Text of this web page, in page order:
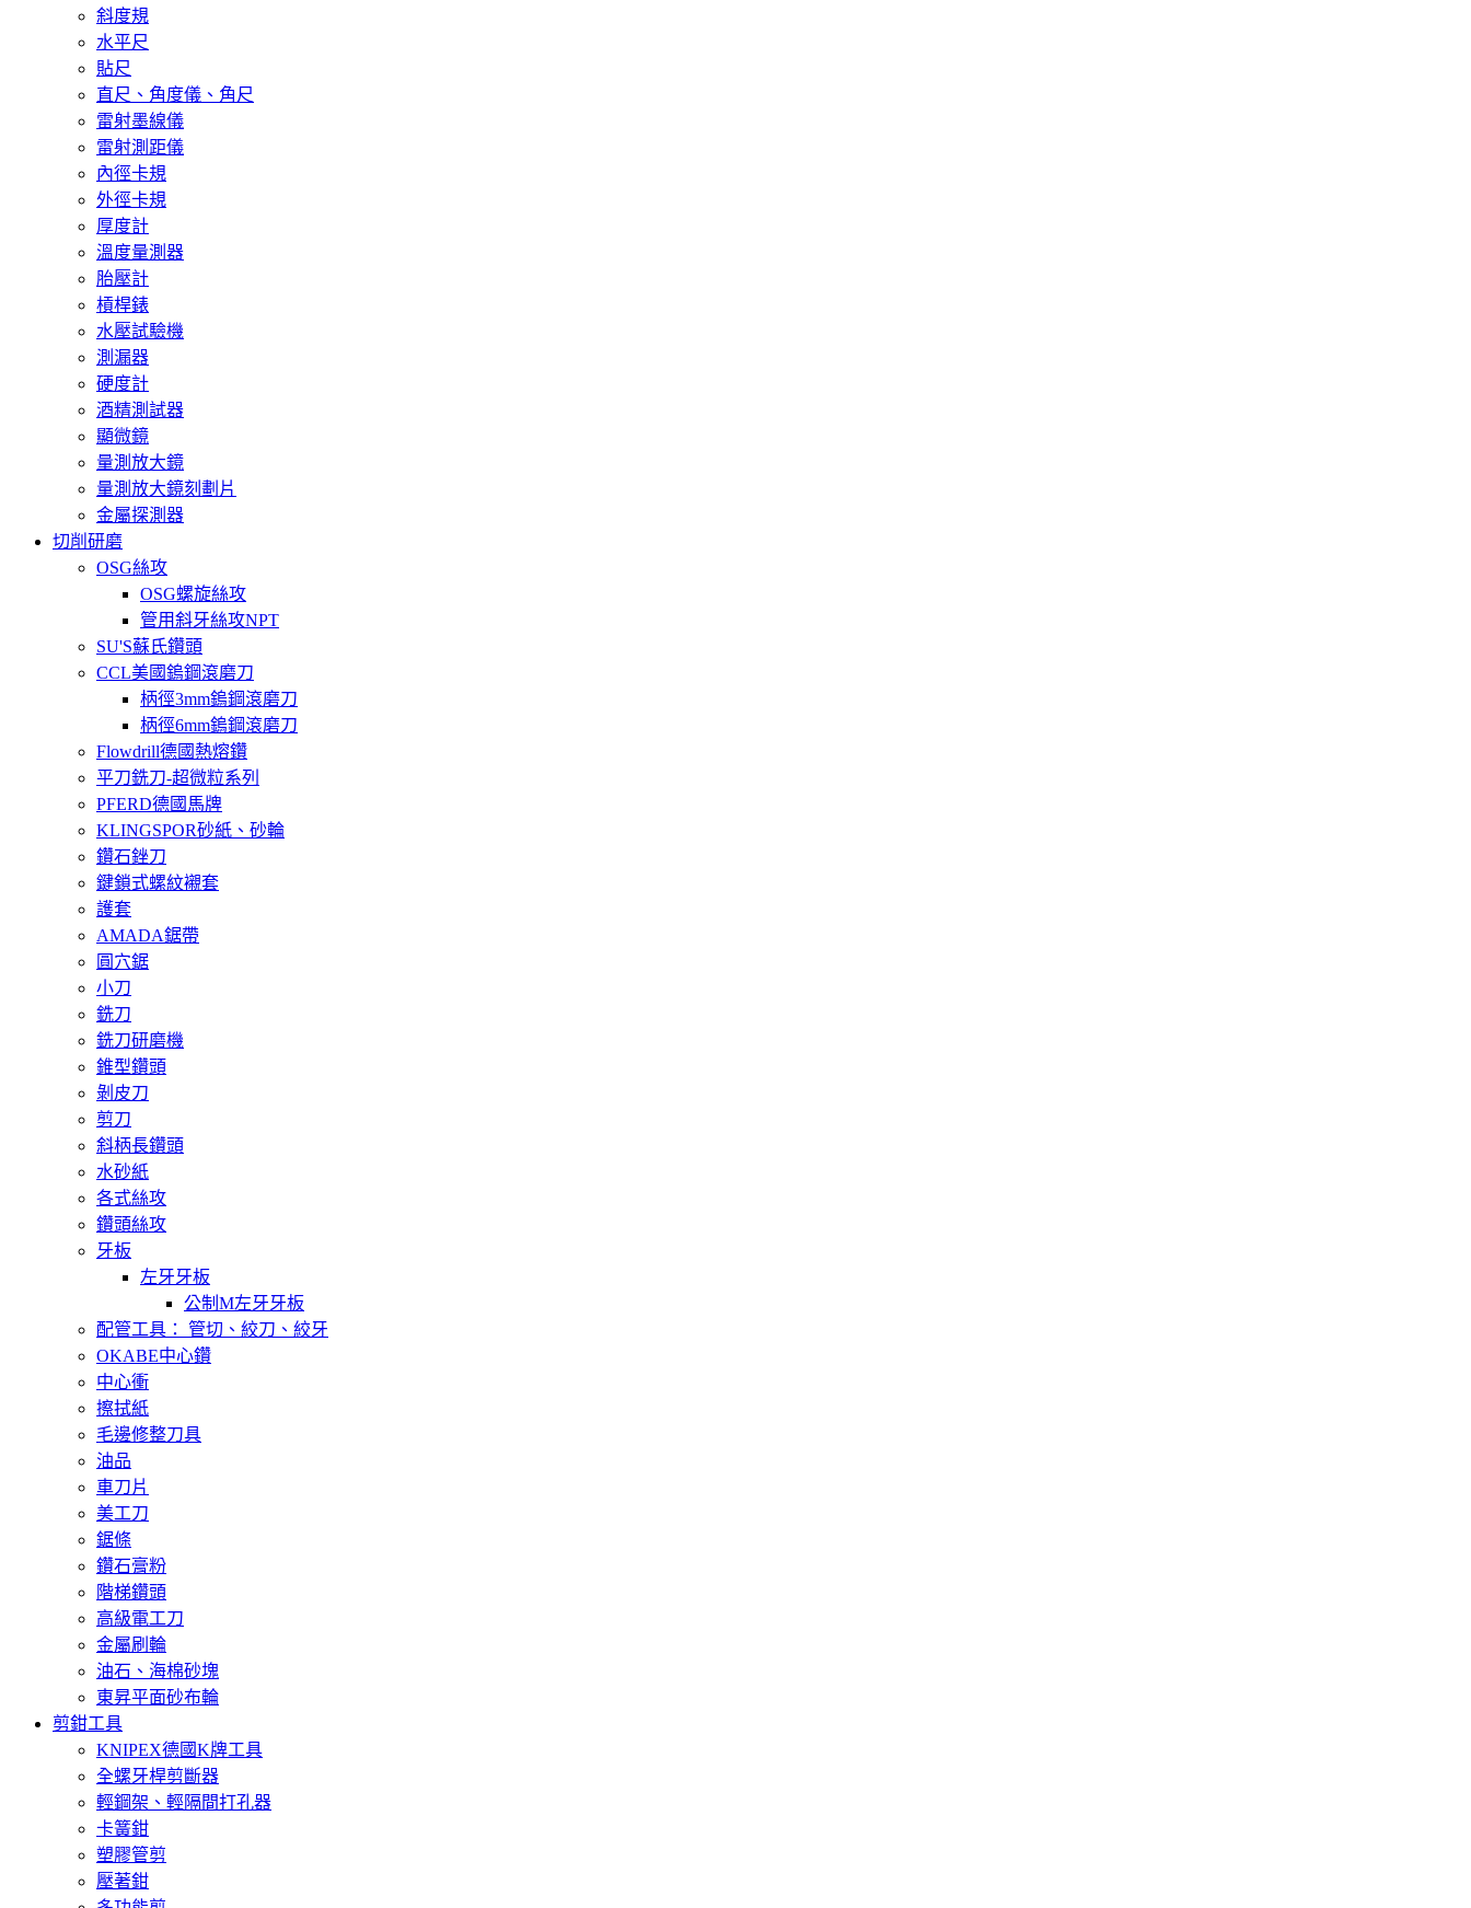
斜度規
水平尺
貼尺
直尺、角度儀、角尺
雷射墨線儀
雷射測距儀
內徑卡規
外徑卡規
厚度計
溫度量測器
胎壓計
槓桿錶
水壓試驗機
測漏器
硬度計
酒精測試器
顯微鏡
量測放大鏡
量測放大鏡刻劃片
金屬探測器
切削研磨
OSG絲攻
OSG螺旋絲攻
管用斜牙絲攻NPT
SU'S蘇氏鑽頭
CCL美國鎢鋼滾磨刀
柄徑3mm鎢鋼滾磨刀
柄徑6mm鎢鋼滾磨刀
Flowdrill德國熱熔鑽
平刀銑刀-超微粒系列
PFERD德國馬牌
KLINGSPOR砂紙、砂輪
鑽石銼刀
鍵鎖式螺紋襯套
護套
AMADA鋸帶
圓穴鋸
小刀
銑刀
銑刀研磨機
錐型鑽頭
剝皮刀
剪刀
斜柄長鑽頭
水砂紙
各式絲攻
鑽頭絲攻
牙板
左牙牙板
公制M左牙牙板
配管工具： 管切、絞刀、絞牙
OKABE中心鑽
中心衝
擦拭紙
毛邊修整刀具
油品
車刀片
美工刀
鋸條
鑽石膏粉
階梯鑽頭
高級電工刀
金屬刷輪
油石、海棉砂塊
東昇平面砂布輪
剪鉗工具
KNIPEX德國K牌工具
全螺牙桿剪斷器
輕鋼架、輕隔間打孔器
卡簧鉗
塑膠管剪
壓著鉗